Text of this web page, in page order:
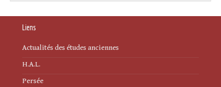
Liens
Actualités des études anciennes
H.A.L.
Persée